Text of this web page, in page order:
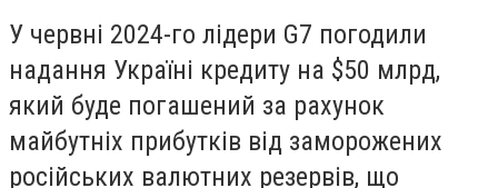
У червні 2024-го лідери G7 погодили
надання Україні кредиту на $50 млрд,
який буде погашений за рахунок
майбутніх прибутків від заморожених
російських валютних резервів, що